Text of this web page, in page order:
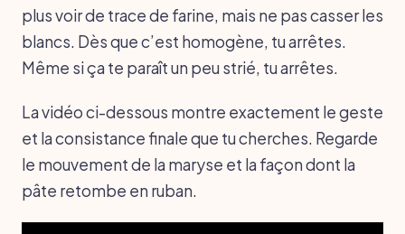
plus voir de trace de farine, mais ne pas casser les
blancs. Dès que c’est homogène, tu arrêtes.
Même si ça te paraît un peu strié, tu arrêtes.
La vidéo ci-dessous montre exactement le geste
et la consistance finale que tu cherches. Regarde
le mouvement de la maryse et la façon dont la
pâte retombe en ruban.